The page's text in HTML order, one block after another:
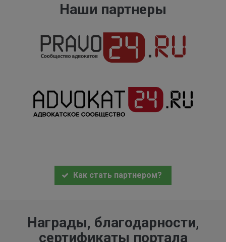
Наши партнеры
Как стать партнером?
Награды, благодарности,
сертификаты портала